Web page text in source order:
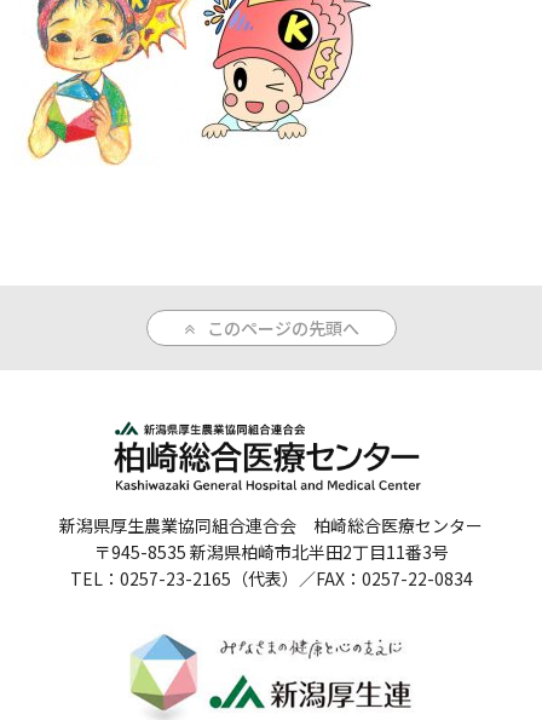
外来のご案内
入院のご案内
個人情報保護方針
院内感染対策指針
このページの先頭へ
新潟県厚生農業協同組合連合会 柏崎総合医療センター
〒945-8535 新潟県柏崎市北半田2丁目11番3号
TEL：0257-23-2165（代表）／FAX：0257-22-0834